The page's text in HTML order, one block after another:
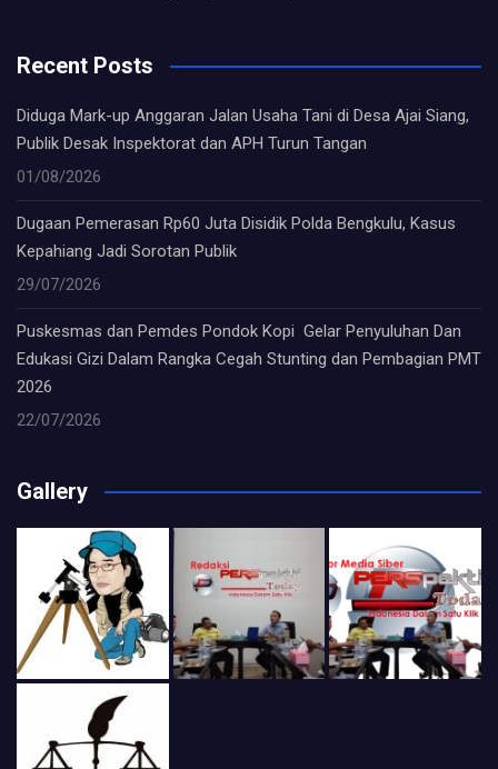
Recent Posts
Diduga Mark-up Anggaran Jalan Usaha Tani di Desa Ajai Siang,
Publik Desak Inspektorat dan APH Turun Tangan
01/08/2026
Dugaan Pemerasan Rp60 Juta Disidik Polda Bengkulu, Kasus
Kepahiang Jadi Sorotan Publik
29/07/2026
Puskesmas dan Pemdes Pondok Kopi Gelar Penyuluhan Dan
Edukasi Gizi Dalam Rangka Cegah Stunting dan Pembagian PMT
2026
22/07/2026
Gallery